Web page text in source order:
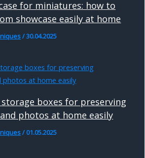
for miniatures: how to
showcase easily at home
/30.04.2025
storage boxes for preserving
photos at home easily
/ 01.05.2025